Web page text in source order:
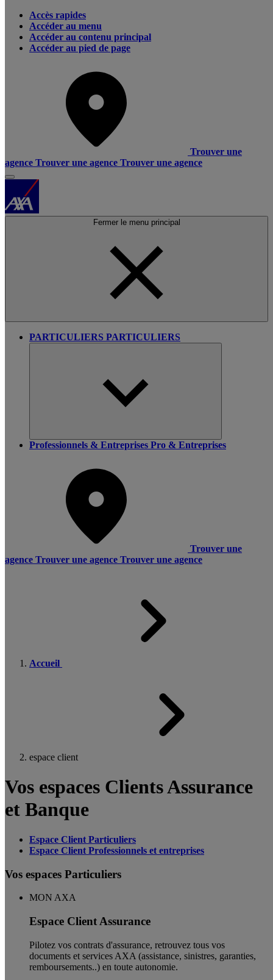
Accès rapides
Accéder au menu
Accéder au contenu principal
Accéder au pied de page
Trouver une
agence Trouver une agence Trouver une agence
Fermer le menu principal
PARTICULIERS PARTICULIERS
Professionnels & Entreprises Pro & Entreprises
Trouver une
agence Trouver une agence Trouver une agence
Accueil
espace client
Vos espaces Clients Assurance
et Banque
Espace Client Particuliers
Espace Client Professionnels et entreprises
Vos espaces Particuliers
MON AXA
Espace Client Assurance
Pilotez vos contrats d'assurance, retrouvez tous vos
documents et services AXA (assistance, sinistres, garanties,
remboursements..) en toute autonomie. ​